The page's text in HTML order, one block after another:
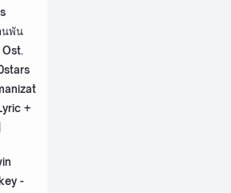
นพัน
Ost.
+
-